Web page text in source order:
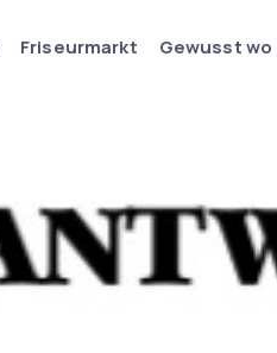
Friseurmarkt Gewusst wo